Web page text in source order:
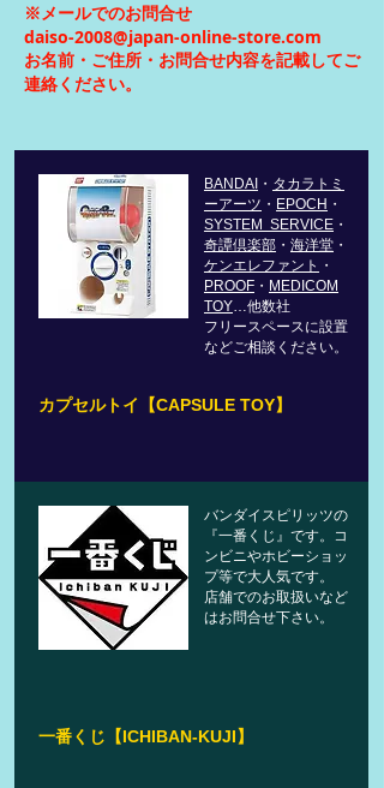
※メールでのお問合せ
daiso-2008@japan-online-store.com
​お名前・ご住所・お問合せ内容を記載してご
連絡ください。
​BANDAI ・ タカラトミ
ーアーツ ・ EPOCH ・
SYSTEM SERVICE ・
奇譚倶楽部 ・ 海洋堂 ・
ケンエレファント ・
PROOF ・ MEDICOM
TOY…他数社
​フリースペースに設置
などご相談ください。
カプセルトイ【CAPSULE TOY】
バンダイスピリッツの
『一番くじ』です。コ
ンビニやホビーショッ
プ等で大人気です。
​店舗でのお取扱いなど
はお問合せ下さい。
一番くじ【ICHIBAN-KUJI】